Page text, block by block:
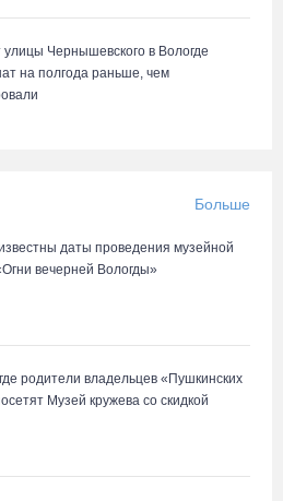
улицы Чернышевского в Вологде
на полгода раньше, чем
Больше
даты проведения музейной
вечерней Вологды»
родители владельцев «Пушкинских
Музей кружева со скидкой